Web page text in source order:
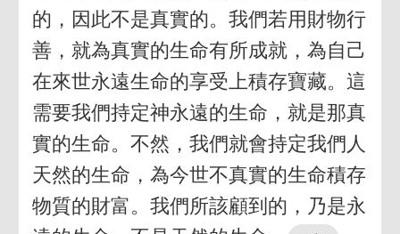
的，因此不是真實的。我們若用財物行
善，就為真實的生命有所成就，為自己
在來世永遠生命的享受上積存寶藏。這
需要我們持定神永遠的生命，就是那真
實的生命。不然，我們就會持定我們人
天然的生命，為今世不真實的生命積存
物質的財富。我們所該顧到的，乃是永